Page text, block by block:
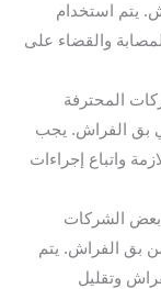
يتم استخدام
والقضاء على
المحترفة
بق الفراش. يجب
واتباع إجراءات
بعض الشركات
بق الفراش. يتم
وتقليل